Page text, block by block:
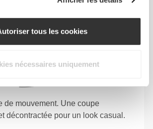
tous les cookies
nécessaires uniquement
de mouvement. Une coupe
décontractée pour un look casual.